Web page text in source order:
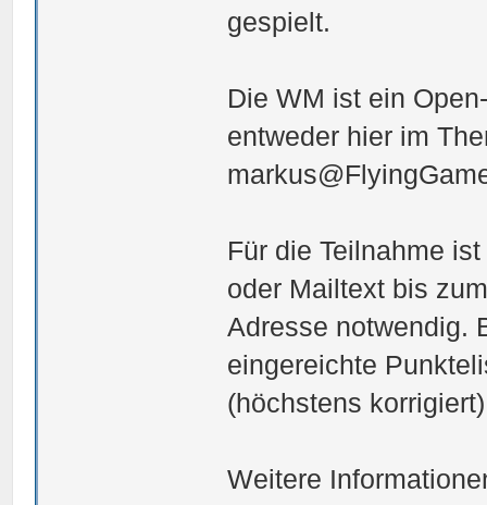
gespielt.
Die WM ist ein
entweder hier im
Für die Teilnahme
oder Mailtext bis
Adresse notwendig.
eingereichte
(höchstens
Weitere